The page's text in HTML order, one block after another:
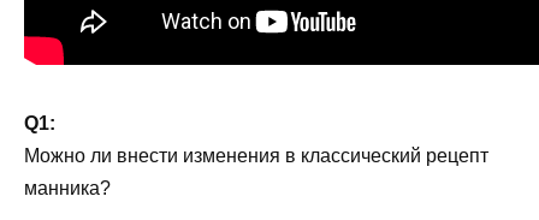
Q1:
Можно ли внести изменения в классический рецепт
манника?